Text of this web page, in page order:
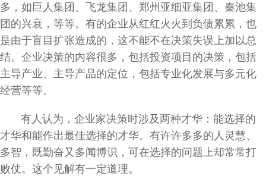
多，如巨人集团、飞龙集团、郑州亚细亚集团、秦池集
团的兴衰，等等。有的企业从红红火火到负债累累，也
是由于盲目扩张造成的，这不能不在决策失误上加以总
结。企业决策的内容很多，包括投资项目的决策，包括
主导产业、主导产品的定位，包括专业化发展与多元化
经营等等。
有人认为，企业家决策时涉及两种才华：能选择的
才华和能作出最佳选择的才华。有许许多多的人灵慧、
多智，既勤奋又多闻博识，可在选择的问题上却常常打
败仗。这个见解有一定道理。